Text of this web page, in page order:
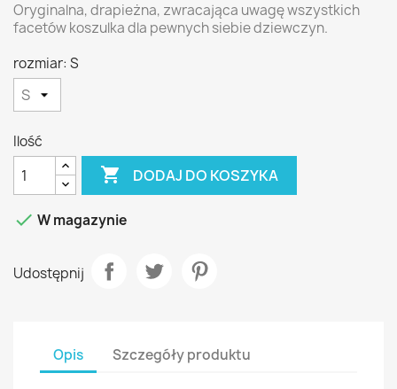
Oryginalna, drapieżna, zwracająca uwagę wszystkich
facetów koszulka dla pewnych siebie dziewczyn.
rozmiar: S
Ilość
 DODAJ DO KOSZYKA
 W magazynie
Udostępnij
Opis Szczegóły produktu